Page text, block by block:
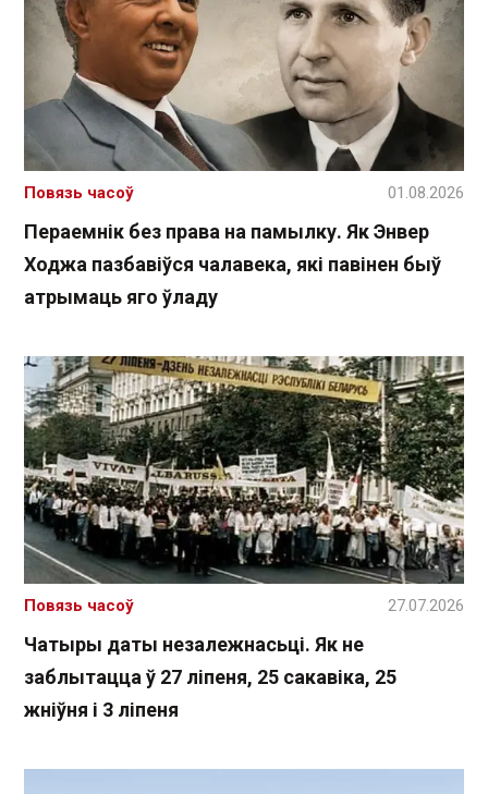
Пераемнік без права на памылку. Як Энвер
Ходжа пазбавіўся чалавека, які павінен быў
атрымаць яго ўладу
Повязь часоў 01.08.2026
Чатыры даты незалежнасьці. Як не
заблытацца ў 27 ліпеня, 25 сакавіка, 25
жніўня і 3 ліпеня
Повязь часоў 27.07.2026